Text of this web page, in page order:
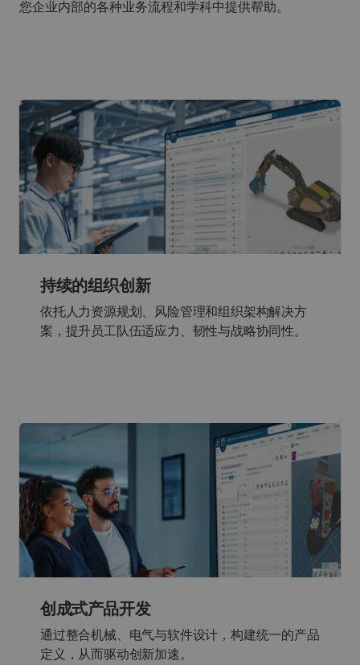
您企业内部的各种业务流程和学科中提供帮助。
持续的组织创新
依托人力资源规划、风险管理和组织架构解决方
案，提升员工队伍适应力、韧性与战略协同性。
创成式产品开发
通过整合机械、电气与软件设计，构建统一的产品
定义，从而驱动创新加速。